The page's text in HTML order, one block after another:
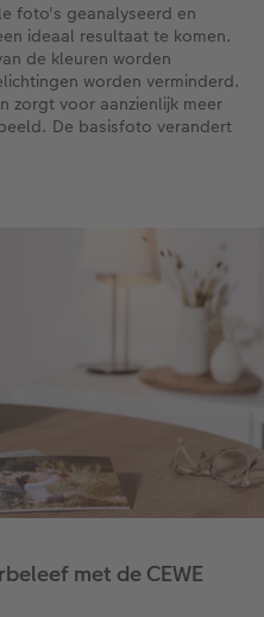
foto's geanalyseerd en
ideaal resultaat te komen.
de kleuren worden
worden verminderd.
zorgt voor aanzienlijk meer
De basisfoto verandert
met de CEWE